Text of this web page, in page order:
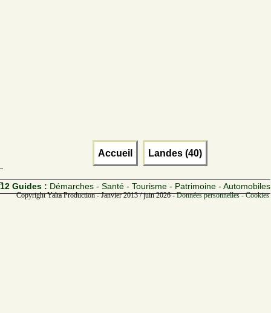
Accueil Landes (40)
12 Guides : Démarches - Santé - Tourisme - Patrimoine - Automobiles
Copyright Yalta Production - Janvier 2013 / juin 2026 -Données personnelles -